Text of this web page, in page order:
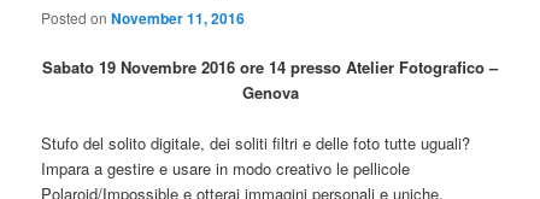
Posted onNovember 11, 2016
Sabato 19 Novembre 2016 ore 14 presso Atelier Fotografico –
Genova
Stufo del solito digitale, dei soliti filtri e delle foto tutte uguali?
Impara a gestire e usare in modo creativo le pellicole
Polaroid/Impossible e otterai immagini personali e uniche.